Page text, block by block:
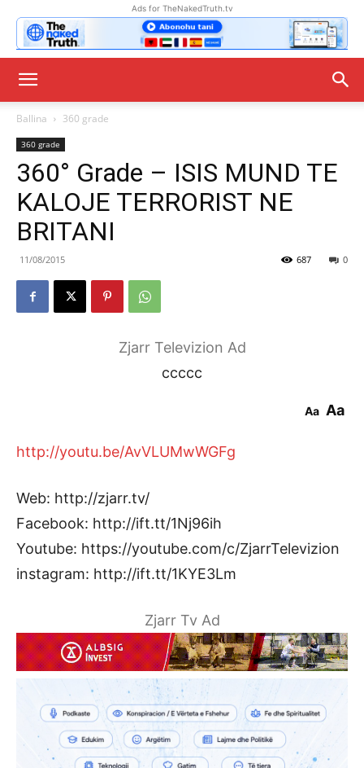
Ads for TheNakedTruth.tv
Ballina 360 grade
360 grade
360° Grade – ISIS MUND TE
KALOJE TERRORIST NE
BRITANI
11/08/2015 0
687
Zjarr Televizion Ad
ccccc
Aa Aa
http://youtu.be/AvVLUMwWGFg
Web: http://zjarr.tv/
Facebook: http://ift.tt/1Nj96ih
Youtube: https://youtube.com/c/ZjarrTelevizion
instagram: http://ift.tt/1KYE3Lm
Zjarr Tv Ad